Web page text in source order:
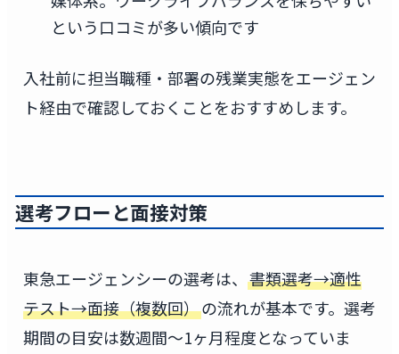
という口コミが多い傾向です
入社前に担当職種・部署の残業実態をエージェン
ト経由で確認しておくことをおすすめします。
選考フローと面接対策
東急エージェンシーの選考は、 書類選考→適性
テスト→面接（複数回）の流れが基本です。選考
期間の目安は数週間〜1ヶ月程度となっていま